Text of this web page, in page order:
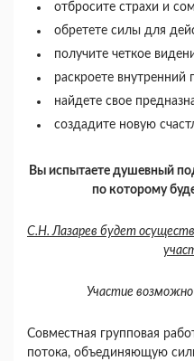
отбросите страхи и
обретете силы для
получите четкое
раскроете внутренний
найдете свое
создадите новую
Вы испытаете душевный
по которому
С.Н. Лазарев будет
Участие
Совместная групповая
потока, объединяющую